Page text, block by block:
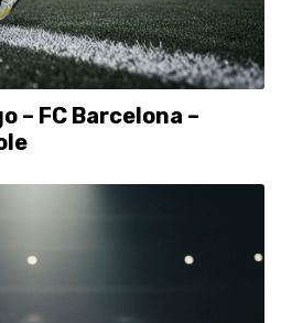
– FC Barcelona –